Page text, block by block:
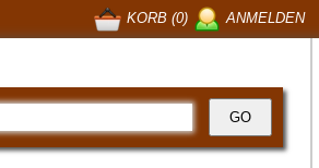
ANMELDEN
KORB (0)